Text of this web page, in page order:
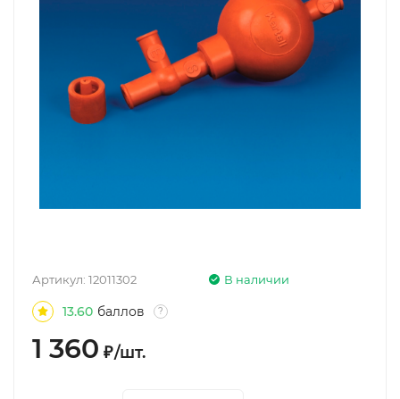
В наличии
Артикул: 12011302
13.60 баллов ?
1 360 ₽/шт.